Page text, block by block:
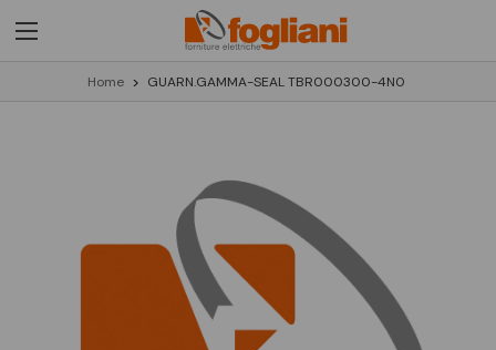
Home GUARN.GAMMA-SEAL TBR000300-4N0